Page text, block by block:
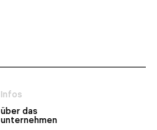
Infos
über das
unternehmen